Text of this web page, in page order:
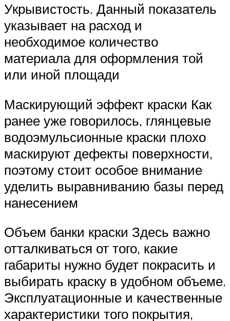
Укрывистость. Данный показатель
указывает на расход и
необходимое количество
материала для оформления той
или иной площади
Маскирующий эффект краски Как
ранее уже говорилось, глянцевые
водоэмульсионные краски плохо
маскируют дефекты поверхности,
поэтому стоит особое внимание
уделить выравниванию базы перед
нанесением
Объем банки краски Здесь важно
отталкиваться от того, какие
габариты нужно будет покрасить и
выбирать краску в удобном объеме.
Эксплуатационные и качественные
характеристики того покрытия,